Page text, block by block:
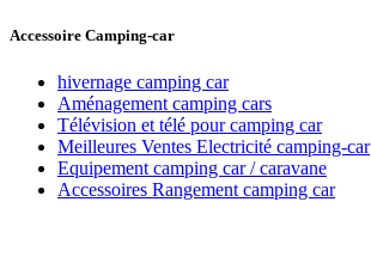
Accessoire Camping-car
hivernage camping car
Aménagement camping cars
Télévision et télé pour camping car
Meilleures Ventes Electricité camping-car
Equipement camping car / caravane
Accessoires Rangement camping car